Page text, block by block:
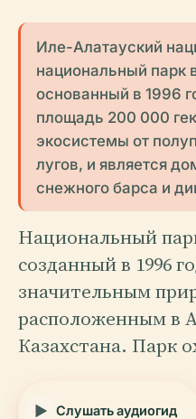
Иле-Алатауский
национальный парк
основанный в 1996
площадь 200 000
экосистемы от
лугов, и является
снежного барса и
Национальный
созданный в 1996
значительным
расположенным в
Казахстана. Парк
Слушать аудиогид